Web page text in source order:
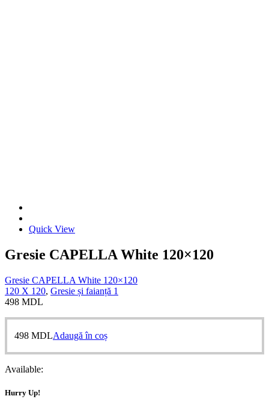
Quick View
Gresie CAPELLA White 120×120
Gresie CAPELLA White 120×120
120 X 120, Gresie și faianță 1
498 MDL
498 MDLAdaugă în coș
Available:
Hurry Up!